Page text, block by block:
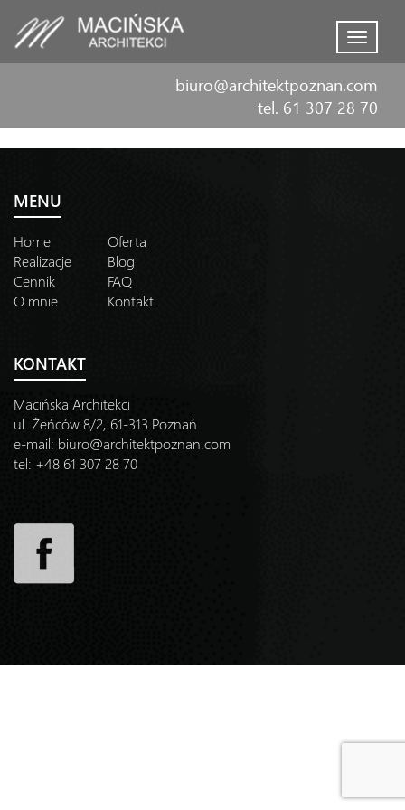
Menu
biuro@architektpoznan.com
tel. 61 307 28 70
MENU
Home
Oferta
Realizacje
Blog
Cennik
FAQ
O mnie
Kontakt
KONTAKT
Macińska Architekci
ul. Żeńców 8/2, 61-313 Poznań
e-mail: biuro@architektpoznan.com
tel: +48 61 307 28 70